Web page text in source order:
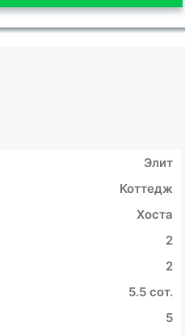
Элит
Коттедж
Хоста
2
2
5.5 сот.
5